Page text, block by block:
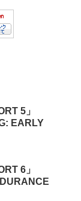
5」
EARLY
6」